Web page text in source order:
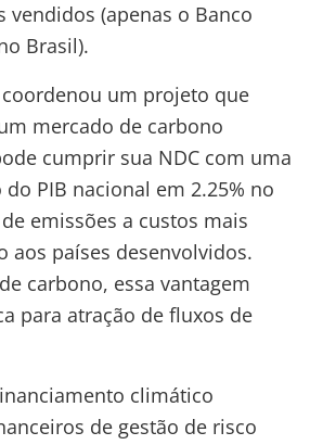
(apenas o Banco
Brasil).
um projeto que
mercado de carbono
cumprir sua NDC com uma
PIB nacional em 2.25% no
emissões a custos mais
aos países desenvolvidos.
carbono, essa vantagem
para atração de fluxos de
climático
de gestão de risco